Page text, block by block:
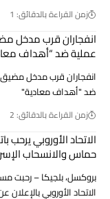
زمن القراءة بالدقائق: 1
انفجاران قرب مدخل
عملية ضد “أهداف
انفجاران قرب مدخل
ضد "أهداف معادية"
زمن القراءة بالدقائق: 2
الاتحاد الأوروبي
حماس والانسحاب
بروكسل، بلجيكا – رحبت
الاتحاد الأوروبي